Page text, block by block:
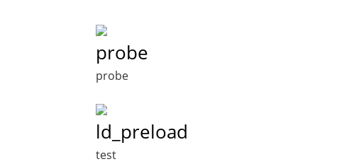
probe
probe
ld_preload
test